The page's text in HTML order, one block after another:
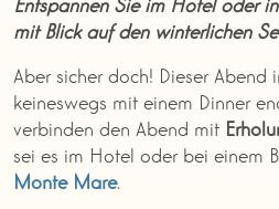
mit Blick auf den winterlichen
Aber sicher doch! Dieser Abend
keineswegs mit einem Dinner
verbinden den Abend mit
sei es im Hotel oder bei einem
Monte Mare.